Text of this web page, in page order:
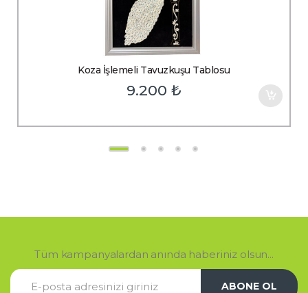
Koza İşlemeli Tavuzkuşu Tablosu
9.200 ₺
Tüm kampanyalardan anında haberiniz olsun...
ABONE OL